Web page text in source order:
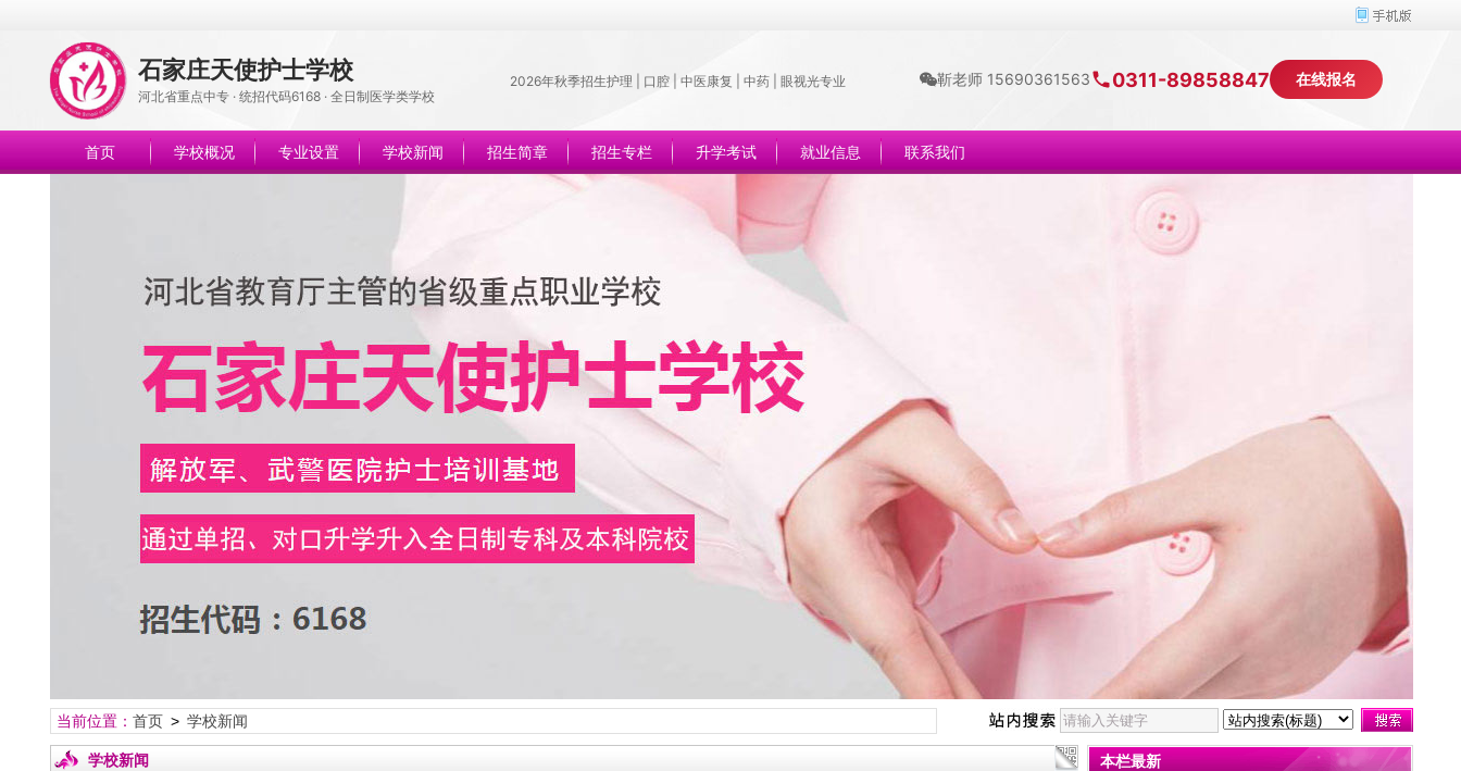
石家庄天使护士学校
河北省重点中专 · 统招代码6168 · 全日制医学类学校
2026年秋季招生护理 | 口腔 | 中医康复 | 中药 | 眼视光专业 靳老师 15690361563 0311-89858847 在线报名
首页 学校概况 专业设置 学校新闻 招生简章 招生专栏 升学考试 就业信息 联系我们
当前位置： 首页> 学校新闻
学校新闻 本栏最新